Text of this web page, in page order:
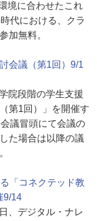
境に合わせたこれ
代における、クラ
加無料。
会議（第1回）9/1
院段階の学生支援
第1回）」を開催す
議冒頭にて会議の
た場合は以降の議
「コネクテッド教
9/14
、デジタル・ナレ